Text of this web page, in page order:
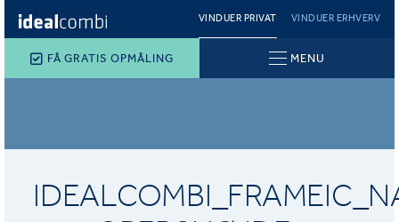
VINDUER PRIVAT VINDUER ERHVERV
FÅ GRATIS OPMÅLING MENU